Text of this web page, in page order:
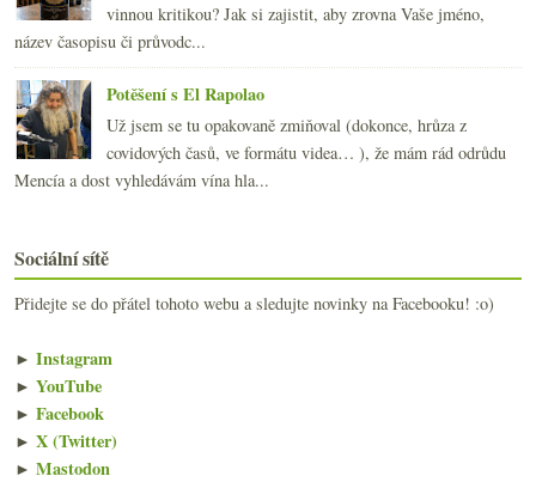
vinnou kritikou? Jak si zajistit, aby zrovna Vaše jméno,
název časopisu či průvodc...
Potěšení s El Rapolao
Už jsem se tu opakovaně zmiňoval (dokonce, hrůza z
covidových časů, ve formátu videa… ), že mám rád odrůdu
Mencía a dost vyhledávám vína hla...
Sociální sítě
Přidejte se do přátel tohoto webu a sledujte novinky na Facebooku! :o)
► Instagram
► YouTube
► Facebook
► X (Twitter)
► Mastodon